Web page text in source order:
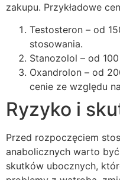
zakupu. Przykładowe
Testosteron – od
stosowania.
Stanozolol – od
Oxandrolon – od
cenie ze względu
Ryzyko i
Przed rozpoczęciem
anabolicznych warto
skutków ubocznych,